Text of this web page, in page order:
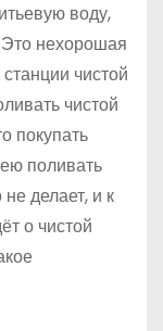
воду,
нехорошая
чистой
чистой
покупать
поливать
делает, и к
о чистой